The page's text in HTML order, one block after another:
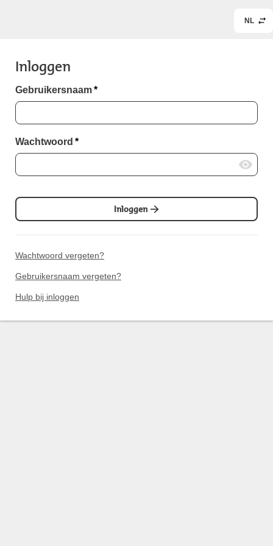
NL
Inloggen
Gebruikersnaam*
Wachtwoord *
Inloggen
Wachtwoord vergeten?
Gebruikersnaam vergeten?
Hulp bij inloggen